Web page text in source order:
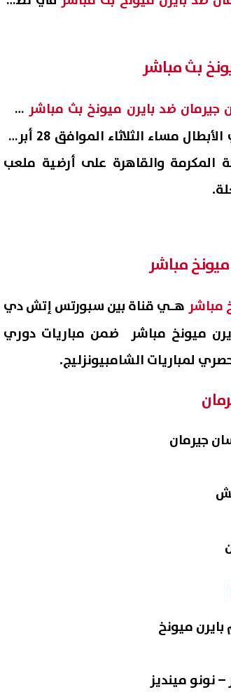
بث مباشر
جيرمان ضد بايرن ميونخ بث مباشرفي
منافسات الدور نصف النهائي بطولة دوري الأبطال مساء الثلاثاء الموافق 28 أبريل
المكرمة والقاهرة على أرضية ملعب
ميونخ مباشر
مباشرهـي قناة بين سبورتس إتش دي
ميونخ مباشر ضمن مباريات دوري
لمباريات الشامبيونزليج.
جيرمان
ميونخ
نونو مينديز
دياب
ويدخل
دقيقة